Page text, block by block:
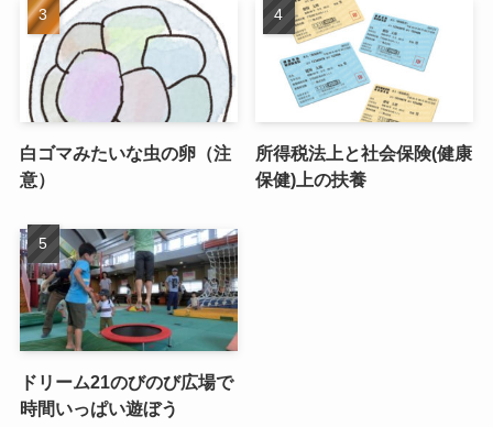
白ゴマみたいな虫の卵（注
意）
所得税法上と社会保険(健康
保健)上の扶養
ドリーム21のびのび広場で
時間いっぱい遊ぼう